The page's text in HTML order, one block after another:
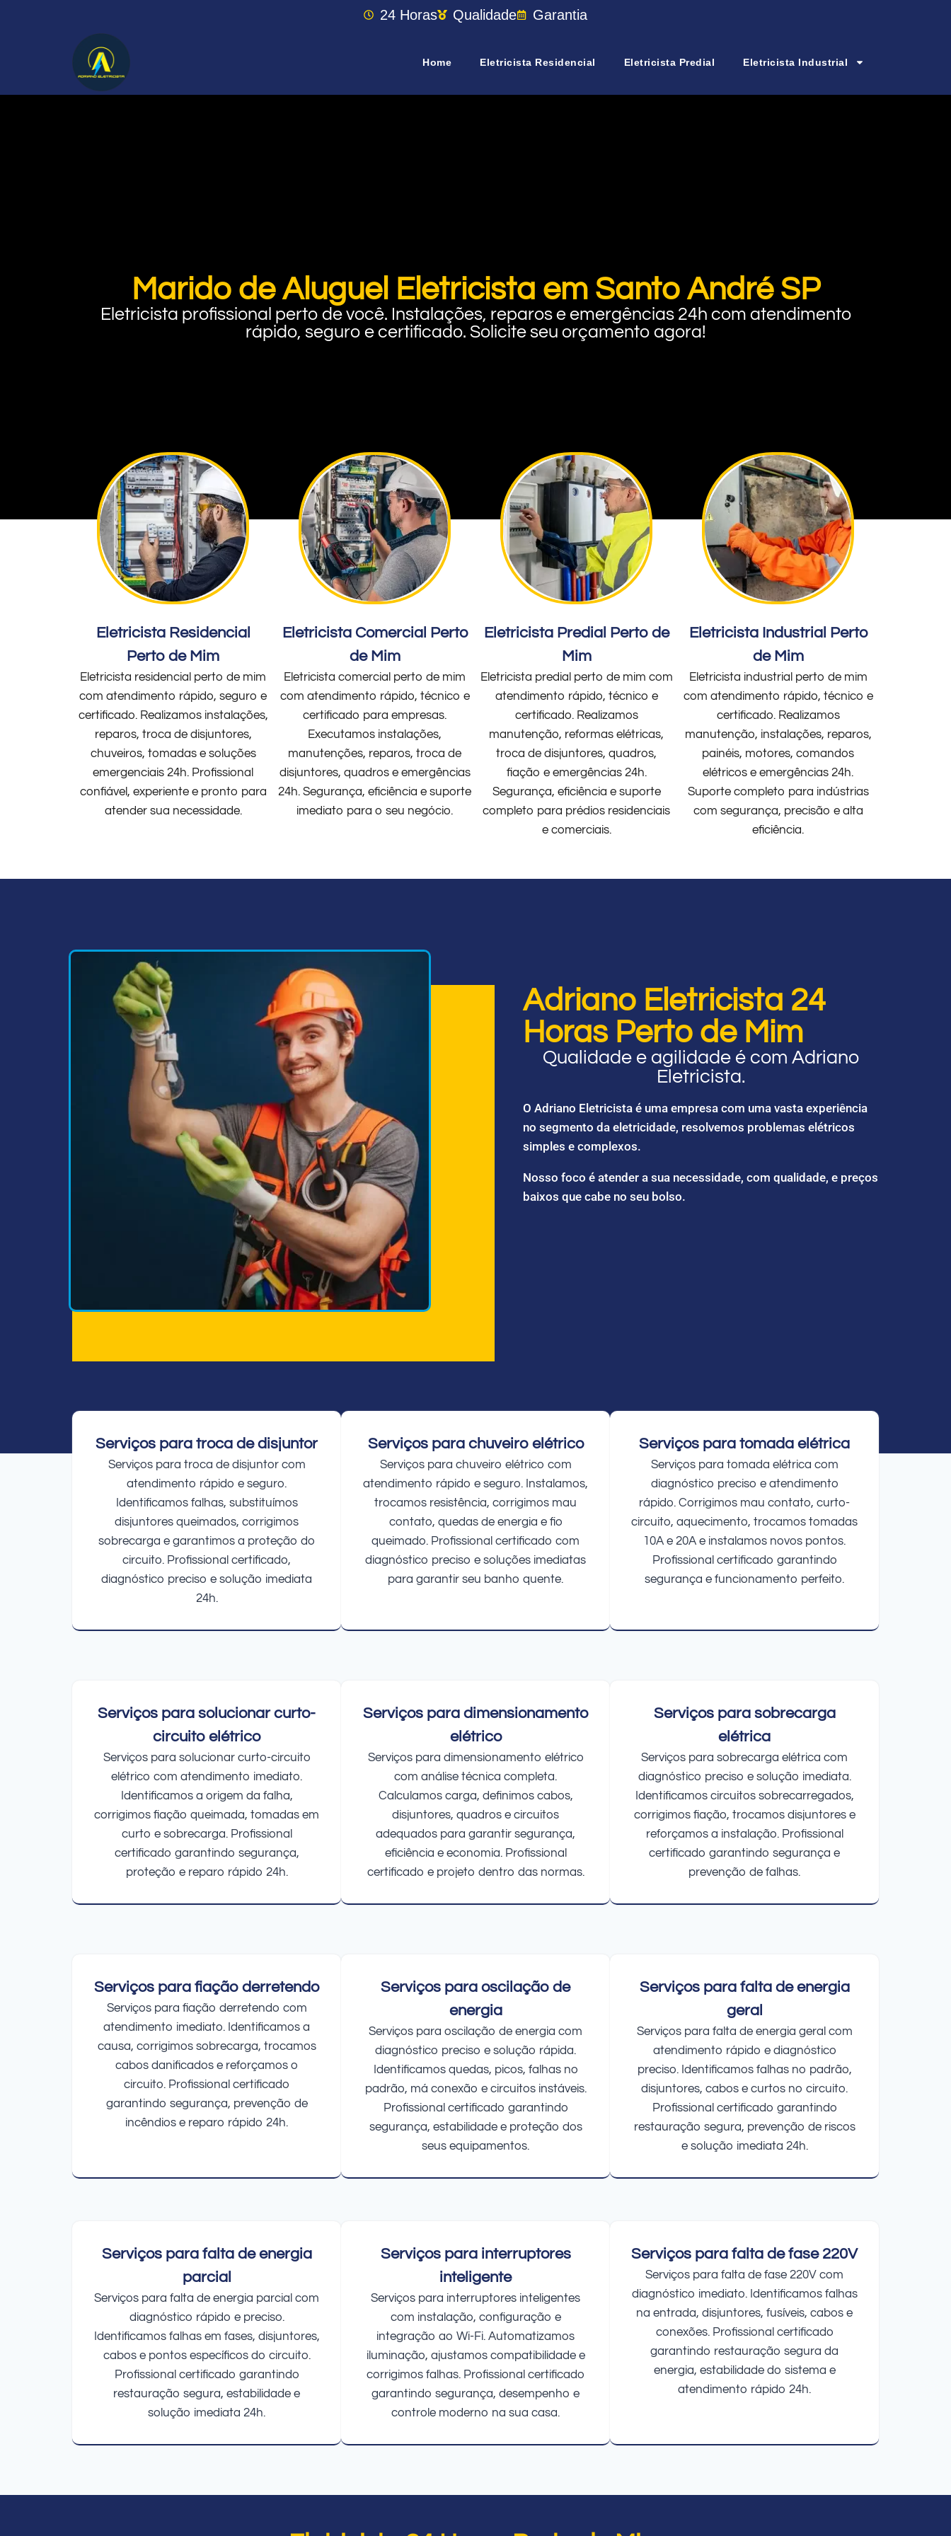
24 Horas Qualidade Garantia
Home Eletricista Residencial Eletricista Predial Eletricista Industrial
Marido de Aluguel Eletricista em Santo André SP
Eletricista profissional perto de você. Instalações, reparos e emergências 24h com atendimento
rápido, seguro e certificado. Solicite seu orçamento agora!
Eletricista Residencial
Perto de Mim
Eletricista residencial perto de mim
com atendimento rápido, seguro e
certificado. Realizamos instalações,
reparos, troca de disjuntores,
chuveiros, tomadas e soluções
emergenciais 24h. Profissional
confiável, experiente e pronto para
atender sua necessidade.
Eletricista Comercial Perto
de Mim
Eletricista comercial perto de mim
com atendimento rápido, técnico e
certificado para empresas.
Executamos instalações,
manutenções, reparos, troca de
disjuntores, quadros e emergências
24h. Segurança, eficiência e suporte
imediato para o seu negócio.
Eletricista Predial Perto de
Mim
Eletricista predial perto de mim com
atendimento rápido, técnico e
certificado. Realizamos
manutenção, reformas elétricas,
troca de disjuntores, quadros,
fiação e emergências 24h.
Segurança, eficiência e suporte
completo para prédios residenciais
e comerciais.
Eletricista Industrial Perto
de Mim
Eletricista industrial perto de mim
com atendimento rápido, técnico e
certificado. Realizamos
manutenção, instalações, reparos,
painéis, motores, comandos
elétricos e emergências 24h.
Suporte completo para indústrias
com segurança, precisão e alta
eficiência.
Adriano Eletricista 24
Horas Perto de Mim
Qualidade e agilidade é com Adriano
Eletricista.
O Adriano Eletricista é uma empresa com uma vasta experiência
no segmento da eletricidade, resolvemos problemas elétricos
simples e complexos.
Nosso foco é atender a sua necessidade, com qualidade, e preços
baixos que cabe no seu bolso.
Serviços para troca de disjuntor
Serviços para troca de disjuntor com
atendimento rápido e seguro.
Identificamos falhas, substituímos
disjuntores queimados, corrigimos
sobrecarga e garantimos a proteção do
circuito. Profissional certificado,
diagnóstico preciso e solução imediata
24h.
Serviços para chuveiro elétrico
Serviços para chuveiro elétrico com
atendimento rápido e seguro. Instalamos,
trocamos resistência, corrigimos mau
contato, quedas de energia e fio
queimado. Profissional certificado com
diagnóstico preciso e soluções imediatas
para garantir seu banho quente.
Serviços para tomada elétrica
Serviços para tomada elétrica com
diagnóstico preciso e atendimento
rápido. Corrigimos mau contato, curto-
circuito, aquecimento, trocamos tomadas
10A e 20A e instalamos novos pontos.
Profissional certificado garantindo
segurança e funcionamento perfeito.
Serviços para solucionar curto-
circuito elétrico
Serviços para solucionar curto-circuito
elétrico com atendimento imediato.
Identificamos a origem da falha,
corrigimos fiação queimada, tomadas em
curto e sobrecarga. Profissional
certificado garantindo segurança,
proteção e reparo rápido 24h.
Serviços para dimensionamento
elétrico
Serviços para dimensionamento elétrico
com análise técnica completa.
Calculamos carga, definimos cabos,
disjuntores, quadros e circuitos
adequados para garantir segurança,
eficiência e economia. Profissional
certificado e projeto dentro das normas.
Serviços para sobrecarga
elétrica
Serviços para sobrecarga elétrica com
diagnóstico preciso e solução imediata.
Identificamos circuitos sobrecarregados,
corrigimos fiação, trocamos disjuntores e
reforçamos a instalação. Profissional
certificado garantindo segurança e
prevenção de falhas.
Serviços para fiação derretendo
Serviços para fiação derretendo com
atendimento imediato. Identificamos a
causa, corrigimos sobrecarga, trocamos
cabos danificados e reforçamos o
circuito. Profissional certificado
garantindo segurança, prevenção de
incêndios e reparo rápido 24h.
Serviços para oscilação de
energia
Serviços para oscilação de energia com
diagnóstico preciso e solução rápida.
Identificamos quedas, picos, falhas no
padrão, má conexão e circuitos instáveis.
Profissional certificado garantindo
segurança, estabilidade e proteção dos
seus equipamentos.
Serviços para falta de energia
geral
Serviços para falta de energia geral com
atendimento rápido e diagnóstico
preciso. Identificamos falhas no padrão,
disjuntores, cabos e curtos no circuito.
Profissional certificado garantindo
restauração segura, prevenção de riscos
e solução imediata 24h.
Serviços para falta de energia
parcial
Serviços para falta de energia parcial com
diagnóstico rápido e preciso.
Identificamos falhas em fases, disjuntores,
cabos e pontos específicos do circuito.
Profissional certificado garantindo
restauração segura, estabilidade e
solução imediata 24h.
Serviços para interruptores
inteligente
Serviços para interruptores inteligentes
com instalação, configuração e
integração ao Wi-Fi. Automatizamos
iluminação, ajustamos compatibilidade e
corrigimos falhas. Profissional certificado
garantindo segurança, desempenho e
controle moderno na sua casa.
Serviços para falta de fase 220V
Serviços para falta de fase 220V com
diagnóstico imediato. Identificamos falhas
na entrada, disjuntores, fusíveis, cabos e
conexões. Profissional certificado
garantindo restauração segura da
energia, estabilidade do sistema e
atendimento rápido 24h.